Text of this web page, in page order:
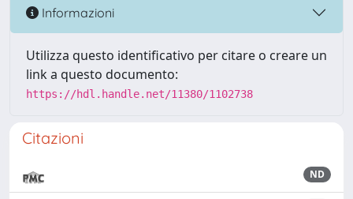
Informazioni
Utilizza questo identificativo per citare o creare un
link a questo documento:
https://hdl.handle.net/11380/1102738
Citazioni
ND